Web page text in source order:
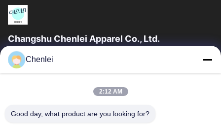
Changshu Chenlei Apparel Co., Ltd.
La société CHANGSHU CHENLEI APPAREL CO., LTD a été
créée en tant que telle. Notre usine a été créée en 2011, située
Aperçu
Produits
Chenlei
2:12 AM
Good day, what product are you looking for?